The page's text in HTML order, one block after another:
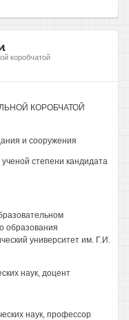
коробчатой
КОРОБЧАТОЙ
и сооружения
степени кандидата
образования
университет им. Г.И.
наук, доцент
наук, профессор